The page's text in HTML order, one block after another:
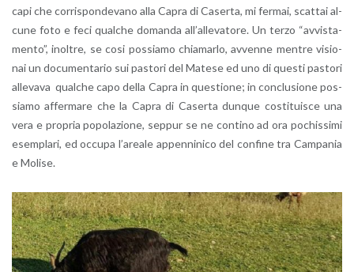
capi che cor­ri­spon­de­va­no alla Capra di Ca­ser­ta, mi fer­mai, scat­tai al­
cu­ne foto e feci qual­che do­man­da al­l’al­le­va­to­re. Un terzo “av­vi­sta­
men­to”, inol­tre, se cosi pos­sia­mo chia­mar­lo, av­ven­ne men­tre vi­sio­
nai un do­cu­men­ta­rio sui pa­sto­ri del Ma­te­se ed uno di que­sti pa­sto­ri
al­le­va­va qual­che capo della Capra in que­stio­ne; in con­clu­sio­ne pos­
sia­mo af­fer­ma­re che la Capra di Ca­ser­ta dun­que co­sti­tui­sce una
vera e pro­pria po­po­la­zio­ne, sep­pur se ne con­ti­no ad ora po­chis­si­mi
esem­pla­ri, ed oc­cu­pa l’a­rea­le ap­pen­ni­ni­co del con­fi­ne tra Cam­pa­nia
e Mo­li­se.